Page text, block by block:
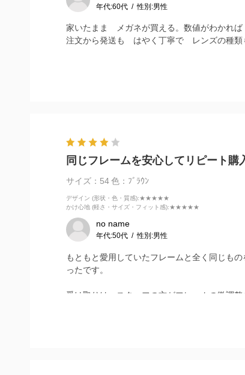
年代:60代 性別:男性
家いたまま メガネが買える。数値がわかれ
注文から発送も はやく丁寧で レンズの種
同じフレームを安心してリピート購
サイズ：54色：ﾌﾞﾗｳﾝ
デザイン (形状・色・質感):★★★★★
かけ心地 (軽さ・サイズ・フィット感):★★★★★
no name
年代:50代 性別:男性
もともと愛用していたフレームと全く同じも
ったです。
受け取りは、スタッフの方がフレームの微調